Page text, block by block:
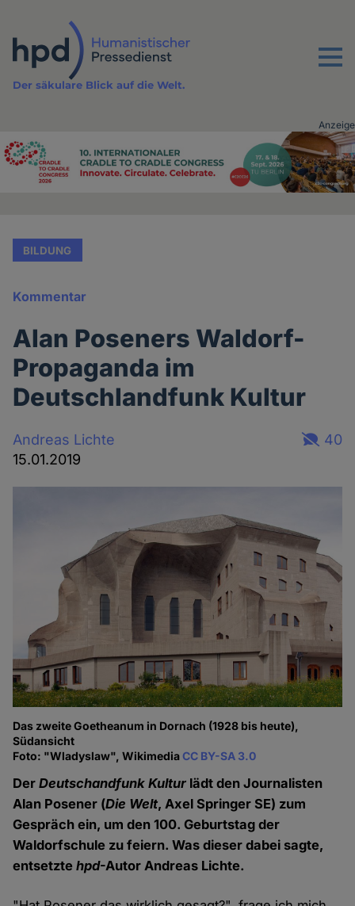
Inhalt
Menu
Der säkulare Blick auf die Welt.
Advertising
Anzeige
BILDUNG
Kommentar
Alan Poseners Waldorf-
Propaganda im
Deutschlandfunk Kultur
Andreas Lichte
15.01.2019
40
Das zweite Goetheanum in Dornach (1928 bis heute),
Südansicht
Foto: "Wladyslaw", WikimediaCC BY-SA 3.0
DerDeutschandfunk Kultur lädt den Journalisten
Alan Posener (Die Welt, Axel Springer SE) zum
Gespräch ein, um den 100. Geburtstag der
Waldorfschule zu feiern. Was dieser dabei sagte,
entsetztehpd-Autor Andreas Lichte.